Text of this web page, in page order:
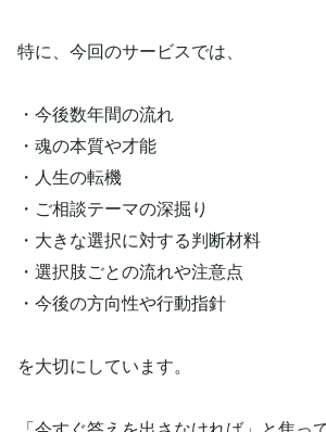
特に、今回のサービスでは、
・今後数年間の流れ
・魂の本質や才能
・人生の転機
・ご相談テーマの深掘り
・大きな選択に対する判断材料
・選択肢ごとの流れや注意点
・今後の方向性や行動指針
を大切にしています。